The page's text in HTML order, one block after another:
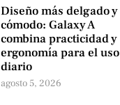
Diseño más delgado y
cómodo: Galaxy A
combina practicidad y
ergonomía para el uso
diario
agosto 5, 2026